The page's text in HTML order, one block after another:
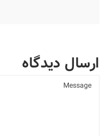
ارسال دیدگاه